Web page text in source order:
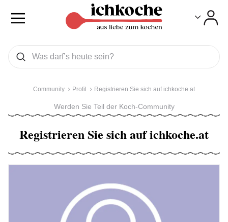
Was wollen Sie suchen
Suchen
Community Profil Registrieren Sie sich auf ichkoche.at
Werden Sie Teil der Koch-Community
Registrieren Sie sich auf ichkoche.at